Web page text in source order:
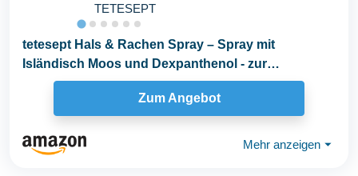
TETESEPT
tetesept Hals & Rachen Spray – Spray mit
Isländisch Moos und Dexpanthenol - zur
Befeuchtung...
Zum Angebot
Mehr anzeigen ⏷